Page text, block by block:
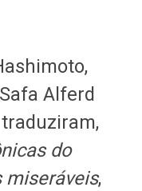
Alferd
do
miseráveis,